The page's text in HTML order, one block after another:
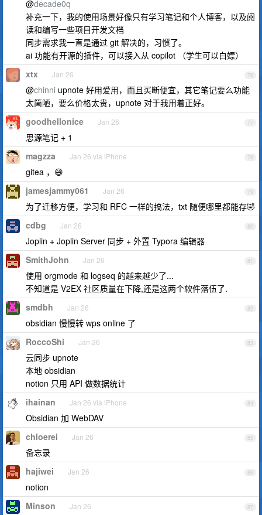
@decade0q
补充一下，我的使用场景好像只有学习笔记和个人博客，以及阅
读和编写一些项目开发文档
同步需求我一直是通过 git 解决的，习惯了。
ai 功能有开源的插件，可以接入从 copilot （学生可以白嫖）
76
xtx Jan 26
@chinni upnote 好用爱用，而且买断便宜，其它笔记要么功能
太简陋，要么价格太贵，upnote 对于我用着正好。
77
goodhellonice Jan 26
思源笔记 + 1
78
magzza Jan 26 via iPhone
gitea ，😄
79
jamesjammy061 Jan 26
为了迁移方便，学习和 RFC 一样的搞法，txt 随便哪里都能存🤣
80
cdbg Jan 26
Joplin + Joplin Server 同步 + 外置 Typora 编辑器
81
SmithJohn Jan 26
使用 orgmode 和 logseq 的越来越少了...
不知道是 V2EX 社区质量在下降,还是这两个软件落伍了.
82
smdbh Jan 26
obsidian 慢慢转 wps online 了
83
RoccoShi Jan 26
云同步 upnote
本地 obsidian
notion 只用 API 做数据统计
84
ihainan Jan 26 via iPhone
Obsidian 加 WebDAV
85
chloerei Jan 26
备忘录
86
hajiwei Jan 26
notion
87
Minson Jan 26